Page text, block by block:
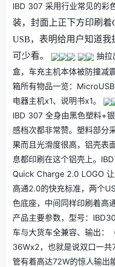
IBD 307 采用行业常见的彩
装，封面上正下方印刷着
USB，表明给用户知道
可少看。
抽拉
盒，车充主机本体被防撞减
箱所有物品一览：
电器主机x1、说明书x1。
IBD 307 全身由黑色塑料+
感档次都非常赞。塑料部分
果而且光滑度很高，铝壳表
息都印刷在这个铝壳上。
Quick Charge 2.0 LOGO
高通2.0的快充标准，两个
色底座，中间同样印刷着高
产品主要参数，型号：
车与大货车全兼容、输出：
36Wx2，也就是说双口一共
管有着高达72W的惊人输出